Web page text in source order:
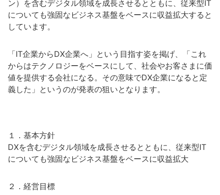
ン）を含むデジタル領域を成長させるとともに、従来型IT
についても強固なビジネス基盤をベースに収益拡大すると
しています。
「IT企業からDX企業へ」という目指す姿を掲げ、「これ
からはテクノロジーをベースにして、社会やお客さまに価
値を提供する会社になる。その意味でDX企業になると定
義した」というのが発表の狙いとなります。
１．基本方針
DXを含むデジタル領域を成長させるとともに、従来型IT
についても強固なビジネス基盤をベースに収益拡大
２．経営目標